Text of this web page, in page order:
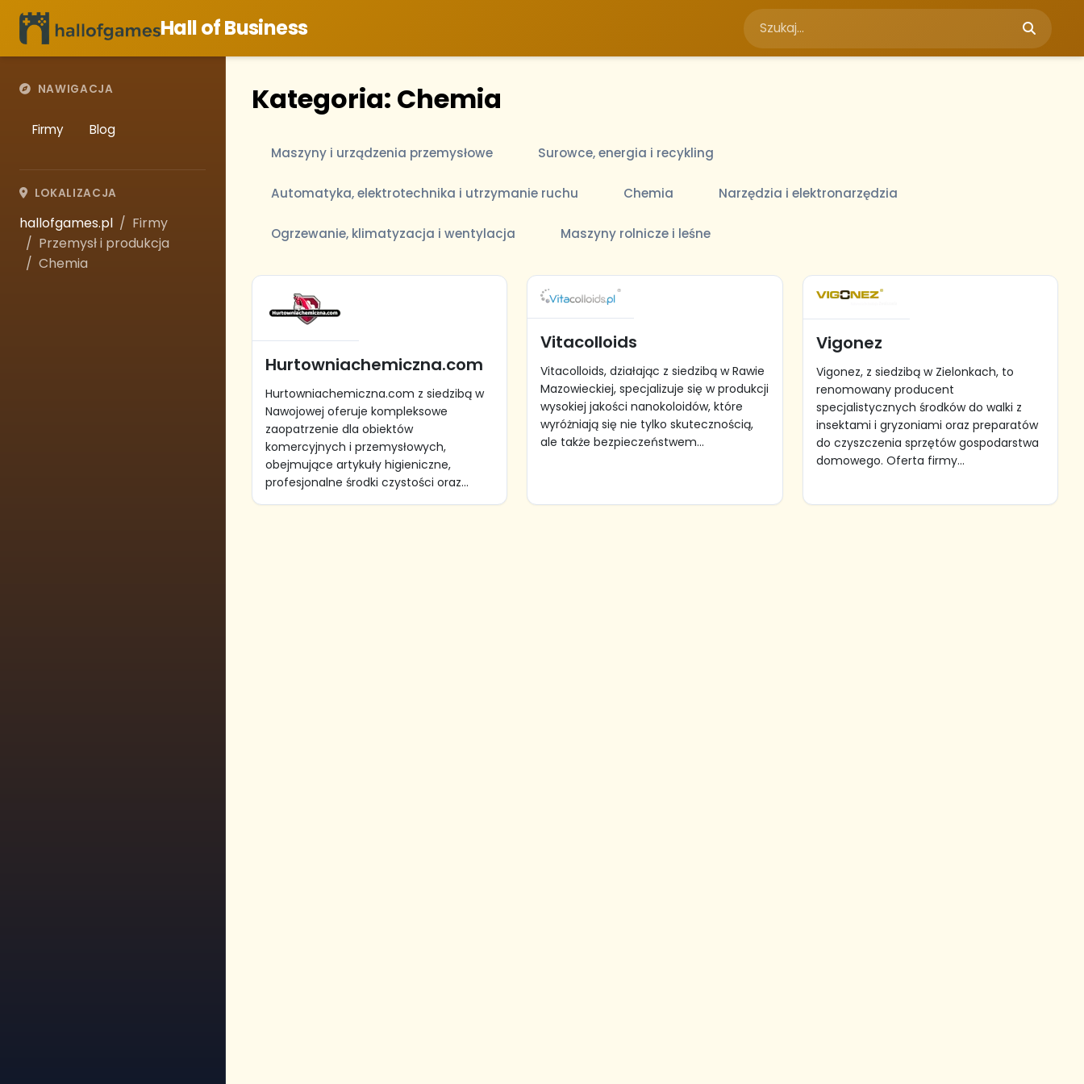
Hall of Business
NAWIGACJA
Firmy Blog
LOKALIZACJA
hallofgames.pl
Firmy
Przemysł i produkcja
Chemia
Kategoria: Chemia
Maszyny i urządzenia przemysłowe Surowce, energia i recykling
Automatyka, elektrotechnika i utrzymanie ruchu Chemia Narzędzia i elektronarzędzia
Ogrzewanie, klimatyzacja i wentylacja Maszyny rolnicze i leśne
Hurtowniachemiczna.com
Hurtowniachemiczna.com z siedzibą w
Nawojowej oferuje kompleksowe
zaopatrzenie dla obiektów
komercyjnych i przemysłowych,
obejmujące artykuły higieniczne,
profesjonalne środki czystości oraz...
Vitacolloids
Vitacolloids, działając z siedzibą w Rawie
Mazowieckiej, specjalizuje się w produkcji
wysokiej jakości nanokoloidów, które
wyróżniają się nie tylko skutecznością,
ale także bezpieczeństwem...
Vigonez
Vigonez, z siedzibą w Zielonkach, to
renomowany producent
specjalistycznych środków do walki z
insektami i gryzoniami oraz preparatów
do czyszczenia sprzętów gospodarstwa
domowego. Oferta firmy...